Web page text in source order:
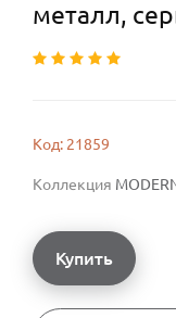
металл,
Код: 21859
Коллекция
Купить